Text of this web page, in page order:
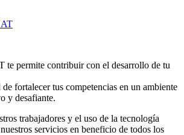
te permite contribuir con el desarrollo de tu
fortalecer tus competencias en un ambiente
y desafiante.
trabajadores y el uso de la tecnología
servicios en beneficio de todos los